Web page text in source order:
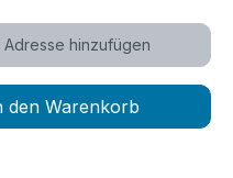
hinzufügen
gewünschten
den Warenkorb